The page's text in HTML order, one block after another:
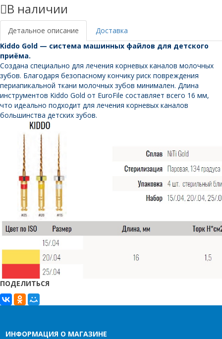
04-
15,
никель-
титан
EuroFile
В наличии
Детальное описание
Доставка
Kiddo Gold — система машинных файлов для детского
приёма.
Создана специально для лечения корневых каналов молочных
зубов. Благодаря безопасному кончику риск повреждения
периапикальной ткани молочных зубов минимален. Длина
инструментов Kiddo Gold от EuroFile составляет всего 16 мм,
что идеально подходит для лечения корневых каналов
большинства детских зубов.
ПОДЕЛИТЬСЯ
ИНФОРМАЦИЯ О МАГАЗИНЕ